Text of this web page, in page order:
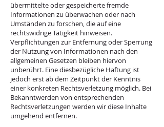
übermittelte oder gespeicherte fremde
Informationen zu überwachen oder nach
Umständen zu forschen, die auf eine
rechtswidrige Tätigkeit hinweisen.
Verpflichtungen zur Entfernung oder Sperrung
der Nutzung von Informationen nach den
allgemeinen Gesetzen bleiben hiervon
unberührt. Eine diesbezügliche Haftung ist
jedoch erst ab dem Zeitpunkt der Kenntnis
einer konkreten Rechtsverletzung möglich. Bei
Bekanntwerden von entsprechenden
Rechtsverletzungen werden wir diese Inhalte
umgehend entfernen.